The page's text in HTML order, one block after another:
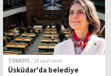
TÜRKİYE / 14 saat önce
Üsküdar'da belediye